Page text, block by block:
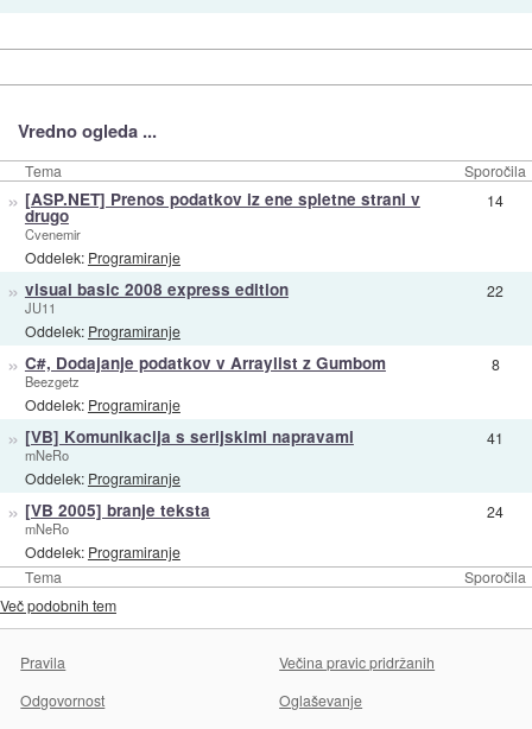
Vredno ogleda ...
Tema Sporočila
Tema Sporočila
» [ASP.NET] Prenos podatkov iz ene spletne strani v
drugo
Cvenemir
Oddelek: Programiranje
14
» visual basic 2008 express edition
JU11
Oddelek: Programiranje
22
» C#, Dodajanje podatkov v Arraylist z Gumbom
Beezgetz
Oddelek: Programiranje
8
» [VB] Komunikacija s serijskimi napravami
mNeRo
Oddelek: Programiranje
41
» [VB 2005] branje teksta
mNeRo
Oddelek: Programiranje
24
Več podobnih tem
Pravila
Večina pravic pridržanih
Odgovornost
Oglaševanje